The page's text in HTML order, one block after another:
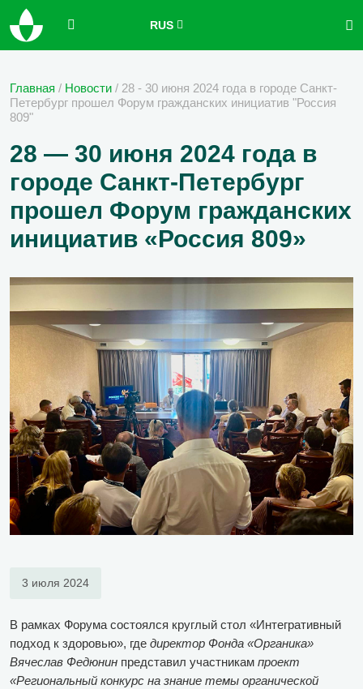
RUS
Главная / Новости / 28 - 30 июня 2024 года в городе Санкт-
Петербург прошел Форум гражданских инициатив "Россия
809"
28 — 30 июня 2024 года в
городе Санкт-Петербург
прошел Форум гражданских
инициатив «Россия 809»
3 июля 2024
В рамках Форума состоялся круглый стол «Интегративный
подход к здоровью», где директор Фонда «Органика»
Вячеслав Федюнин представил участникам проект
«Региональный конкурс на знание темы органической